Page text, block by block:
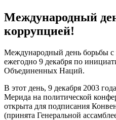
Международный
коррупцией!
Международный день борьбы с
ежегодно 9 декабря по
Объединенных Наций.
В этот день, 9 декабря 2003
Мерида на политической
открыта для подписания
(принята Генеральной